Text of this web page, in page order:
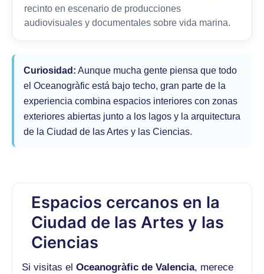
recinto en escenario de producciones
audiovisuales y documentales sobre vida marina.
Curiosidad: Aunque mucha gente piensa que todo
el Oceanogràfic está bajo techo, gran parte de la
experiencia combina espacios interiores con zonas
exteriores abiertas junto a los lagos y la arquitectura
de la Ciudad de las Artes y las Ciencias.
Espacios cercanos en la
Ciudad de las Artes y las
Ciencias
Si visitas el Oceanogràfic de Valencia, merece